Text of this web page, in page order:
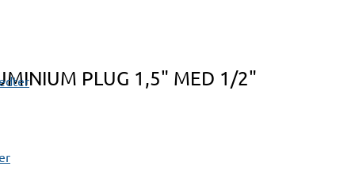
PLUG 1,5" MED 1/2"